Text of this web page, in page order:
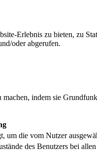
Erlebnis zu bieten, zu
oder abgerufen.
indem sie
um die vom Nutzer
des Benutzers bei